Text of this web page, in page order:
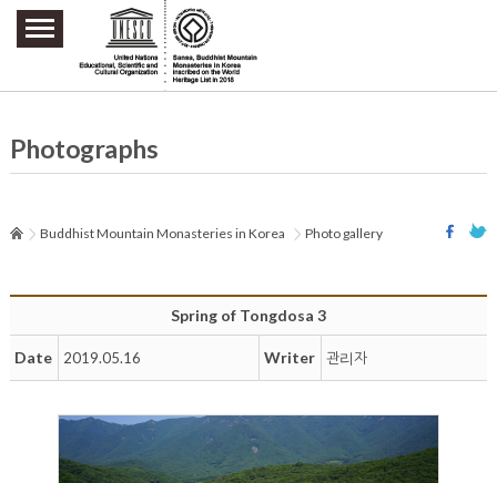
주요메뉴 바로가기
본문 바로가기
하단메뉴 바로가기
Photographs
Buddhist Mountain Monasteries in Korea Photo gallery
Spring of Tongdosa 3
Date 2019.05.16 Writer 관리자